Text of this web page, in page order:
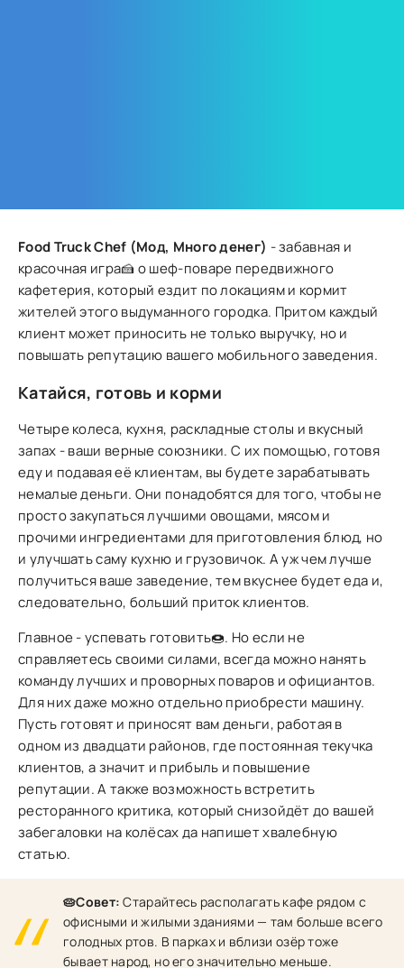
Food Truck Chef (Мод, Много денег) - забавная и
красочная игра🍰 о шеф-поваре передвижного
кафетерия, который ездит по локациям и кормит
жителей этого выдуманного городка. Притом каждый
клиент может приносить не только выручку, но и
повышать репутацию вашего мобильного заведения.
Катайся, готовь и корми
Четыре колеса, кухня, раскладные столы и вкусный
запах - ваши верные союзники. С их помощью, готовя
еду и подавая её клиентам, вы будете зарабатывать
немалые деньги. Они понадобятся для того, чтобы не
просто закупаться лучшими овощами, мясом и
прочими ингредиентами для приготовления блюд, но
и улучшать саму кухню и грузовичок. А уж чем лучше
получиться ваше заведение, тем вкуснее будет еда и,
следовательно, больший приток клиентов.
Главное - успевать готовить🍩. Но если не
справляетесь своими силами, всегда можно нанять
команду лучших и проворных поваров и официантов.
Для них даже можно отдельно приобрести машину.
Пусть готовят и приносят вам деньги, работая в
одном из двадцати районов, где постоянная текучка
клиентов, а значит и прибыль и повышение
репутации. А также возможность встретить
ресторанного критика, который снизойдёт до вашей
забегаловки на колёсах да напишет хвалебную
статью.
🥧Совет: Старайтесь располагать кафе рядом с
офисными и жилыми зданиями — там больше всего
голодных ртов. В парках и вблизи озёр тоже
бывает народ, но его значительно меньше.